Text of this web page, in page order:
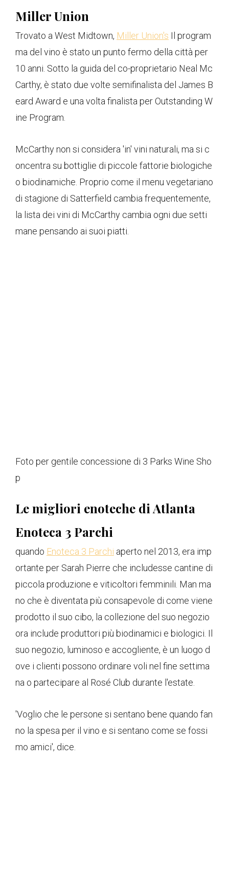
Miller Union
Trovato a West Midtown, Miller Union's Il program
ma del vino è stato un punto fermo della città per
10 anni. Sotto la guida del co-proprietario Neal Mc
Carthy, è stato due volte semifinalista del James B
eard Award e una volta finalista per Outstanding W
ine Program.
McCarthy non si considera 'in' vini naturali, ma si c
oncentra su bottiglie di piccole fattorie biologiche
o biodinamiche. Proprio come il menu vegetariano
di stagione di Satterfield cambia frequentemente,
la lista dei vini di McCarthy cambia ogni due setti
mane pensando ai suoi piatti.
Foto per gentile concessione di 3 Parks Wine Sho
p
Le migliori enoteche di Atlanta
Enoteca 3 Parchi
quando Enoteca 3 Parchi aperto nel 2013, era imp
ortante per Sarah Pierre che includesse cantine di
piccola produzione e viticoltori femminili. Man ma
no che è diventata più consapevole di come viene
prodotto il suo cibo, la collezione del suo negozio
ora include produttori più biodinamici e biologici. Il
suo negozio, luminoso e accogliente, è un luogo d
ove i clienti possono ordinare voli nel fine settima
na o partecipare al Rosé Club durante l'estate.
'Voglio che le persone si sentano bene quando fan
no la spesa per il vino e si sentano come se fossi
mo amici', dice.